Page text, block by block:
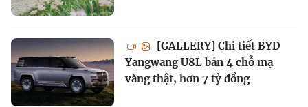
[GALLERY] Chi tiết BYD
Yangwang U8L bản 4 chỗ mạ
vàng thật, hơn 7 tỷ đồng